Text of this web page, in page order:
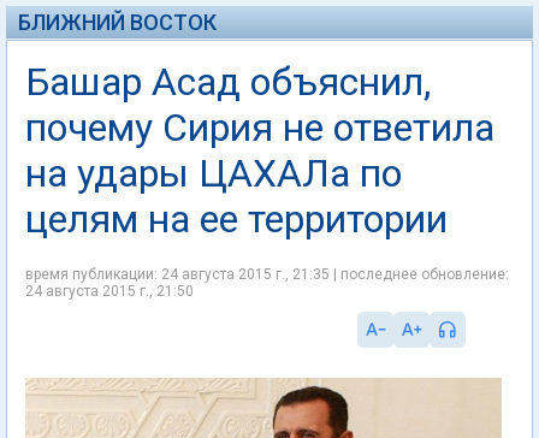
БЛИЖНИЙ ВОСТОК
Башар Асад объяснил,
почему Сирия не ответила
на удары ЦАХАЛа по
целям на ее территории
время публикации: 24 августа 2015 г., 21:35 | последнее обновление:
24 августа 2015 г., 21:50